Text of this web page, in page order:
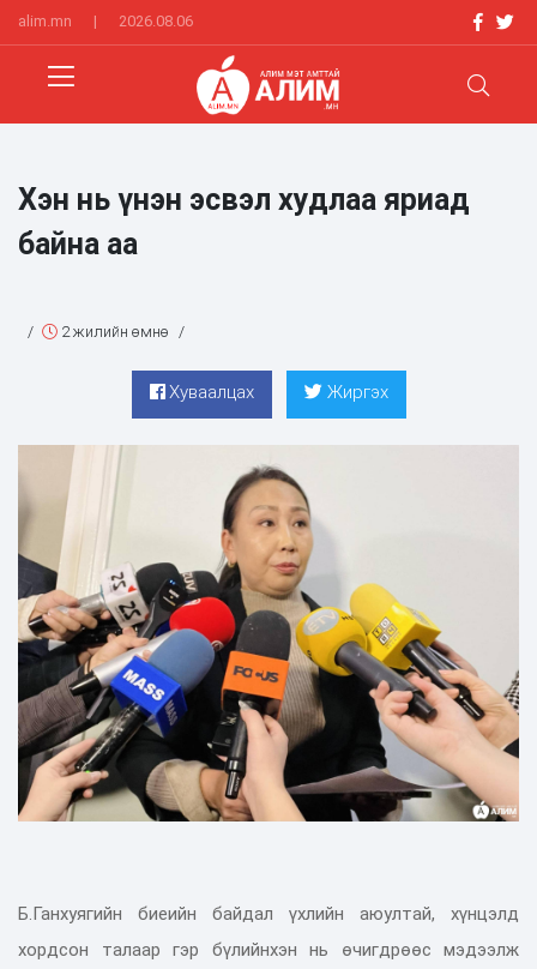
alim.mn | 2026.08.06
Хэн нь үнэн эсвэл худлаа яриад
байна аа
/ 2 жилийн өмнө /
Хуваалцах Жиргэх
Б.Ганхуягийн биеийн байдал үхлийн аюултай, хүнцэлд
хордсон талаар гэр бүлийнхэн нь өчигдрөөс мэдээлж